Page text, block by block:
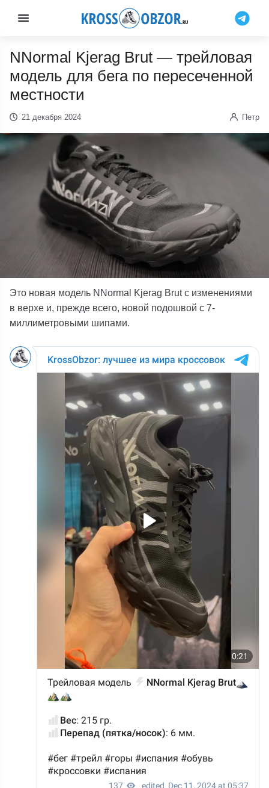
NNormal Kjerag Brut — трейловая
модель для бега по пересеченной
местности
21 декабря 2024 Петр
Это новая модель NNormal Kjerag Brut с изменениями
в верхе и, прежде всего, новой подошвой с 7-
миллиметровыми шипами.